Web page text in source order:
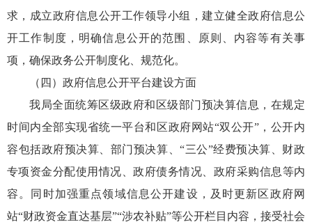
求，成立政府信息公开工作领导小组，建立健全政府信息公
开工作制度，明确信息公开的范围、原则、内容等有关事
项，确保政务公开制度化、规范化。
（四）政府信息公开平台建设方面
我局全面统筹区级政府和区级部门预决算信息，在规定
时间内全部实现省统一平台和区政府网站“双公开”，公开内
容包括政府预决算、部门预决算、“三公”经费预决算、财政
专项资金分配使用情况、政府债务情况、政府采购信息等内
容。同时加强重点领域信息公开建设，及时更新区政府网
站“财政资金直达基层”“涉农补贴”等公开栏目内容，接受社会